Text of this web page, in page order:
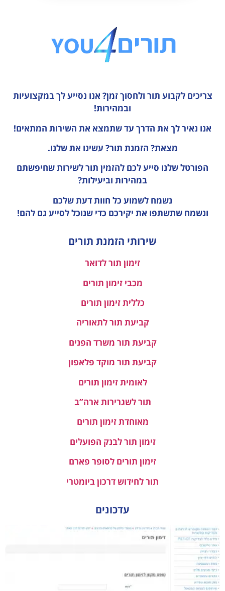
צריכים לקבוע תור ולחסוך זמן? אנו נסייע לך במקצועיות
ובמהירות!
אנו נאיר לך את הדרך עד שתמצא את השירות המתאים!
מצאת? הזמנת תור? עשינו את שלנו.
הפורטל שלנו סייע לכם להזמין תור לשירות שחיפשתם
במהירות וביעילות?
נשמח לשמוע כל חוות דעתשלכם
ונשמח שתשתפו את יקירכם כדי שנוכל לסייע גם להם!
שירותי הזמנת תורים
זימון תור לדואר
מכבי זימון תורים
כללית זימון תורים
קביעת תור לתאוריה
קביעת תור משרד הפנים
קביעת תור מוקד פלאפון
לאומית זימון תורים
תור לשגרירות ארה”ב
מאוחדת זימון תורים
זימון תור לבנק הפועלים
זימון תורים לסופר פארם
תור לחידוש דרכון ביומטרי
עדכונים